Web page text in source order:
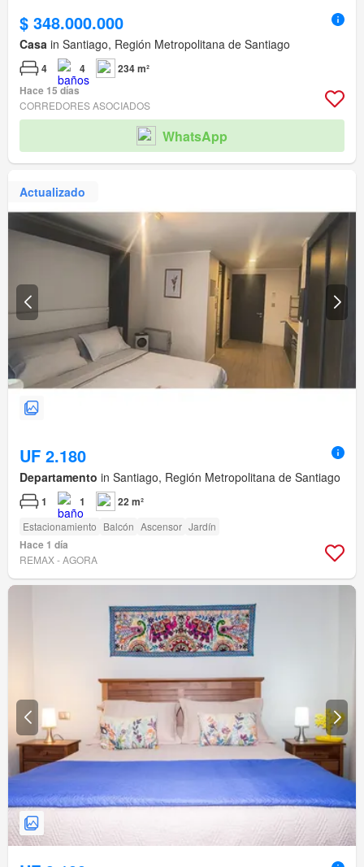
$ 348.000.000
Casa in Santiago, Región Metropolitana de Santiago
4 4
234 m²
Hace 15 días
CORREDORES ASOCIADOS
WhatsApp
Actualizado
UF 2.180
Departamento in Santiago, Región Metropolitana de Santiago
1 1 22 m²
Estacionamiento Balcón Ascensor Jardín
Hace 1 día
REMAX - AGORA